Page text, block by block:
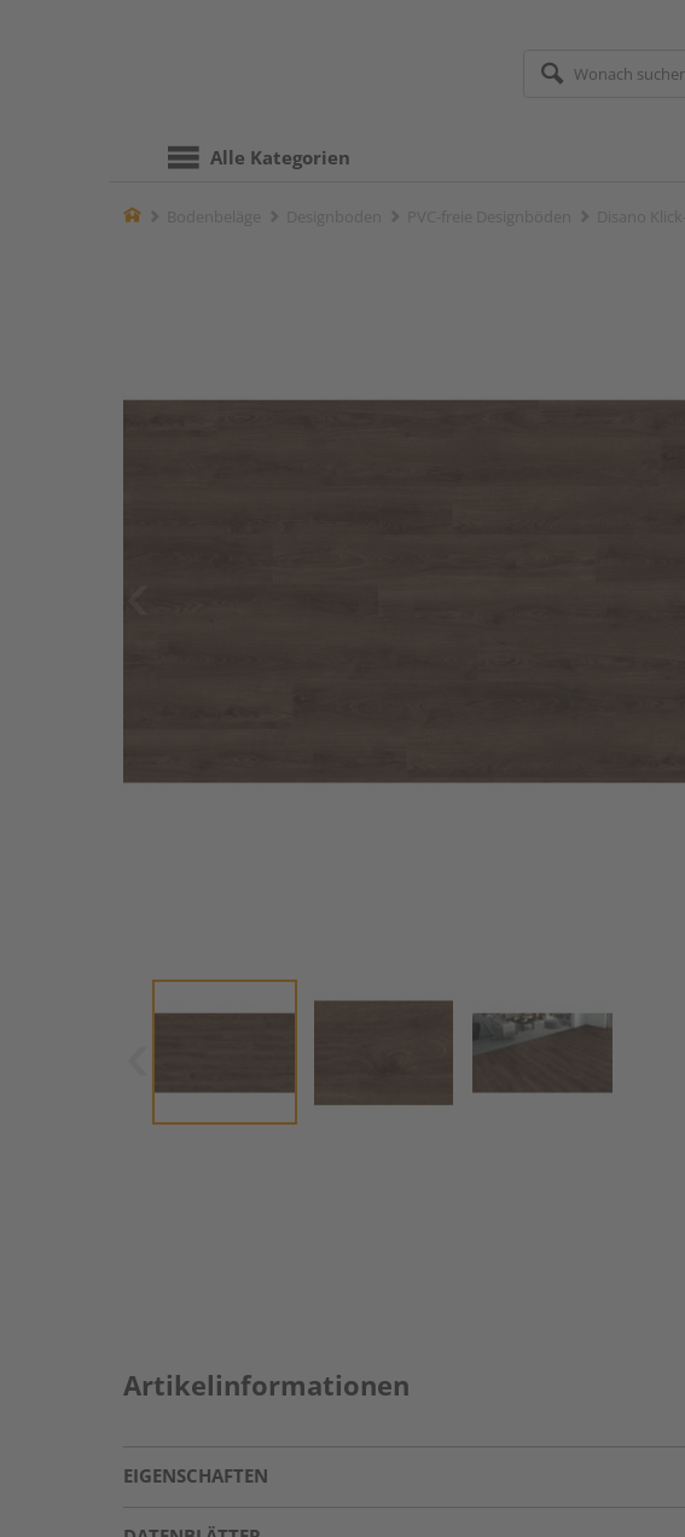
Alle Kategorien
Home
Artikelinformationen
EIGENSCHAFTEN